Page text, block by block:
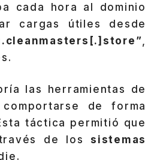
cada hora al dominio
cargas útiles desde
las herramientas de
de forma
táctica permitió que
de los sistemas